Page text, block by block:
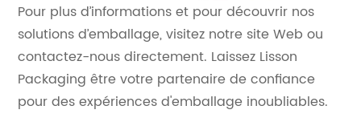
Pour plus d’informations et pour découvrir nos
solutions d’emballage, visitez notre site Web ou
contactez-nous directement. Laissez Lisson
Packaging être votre partenaire de confiance
pour des expériences d'emballage inoubliables.